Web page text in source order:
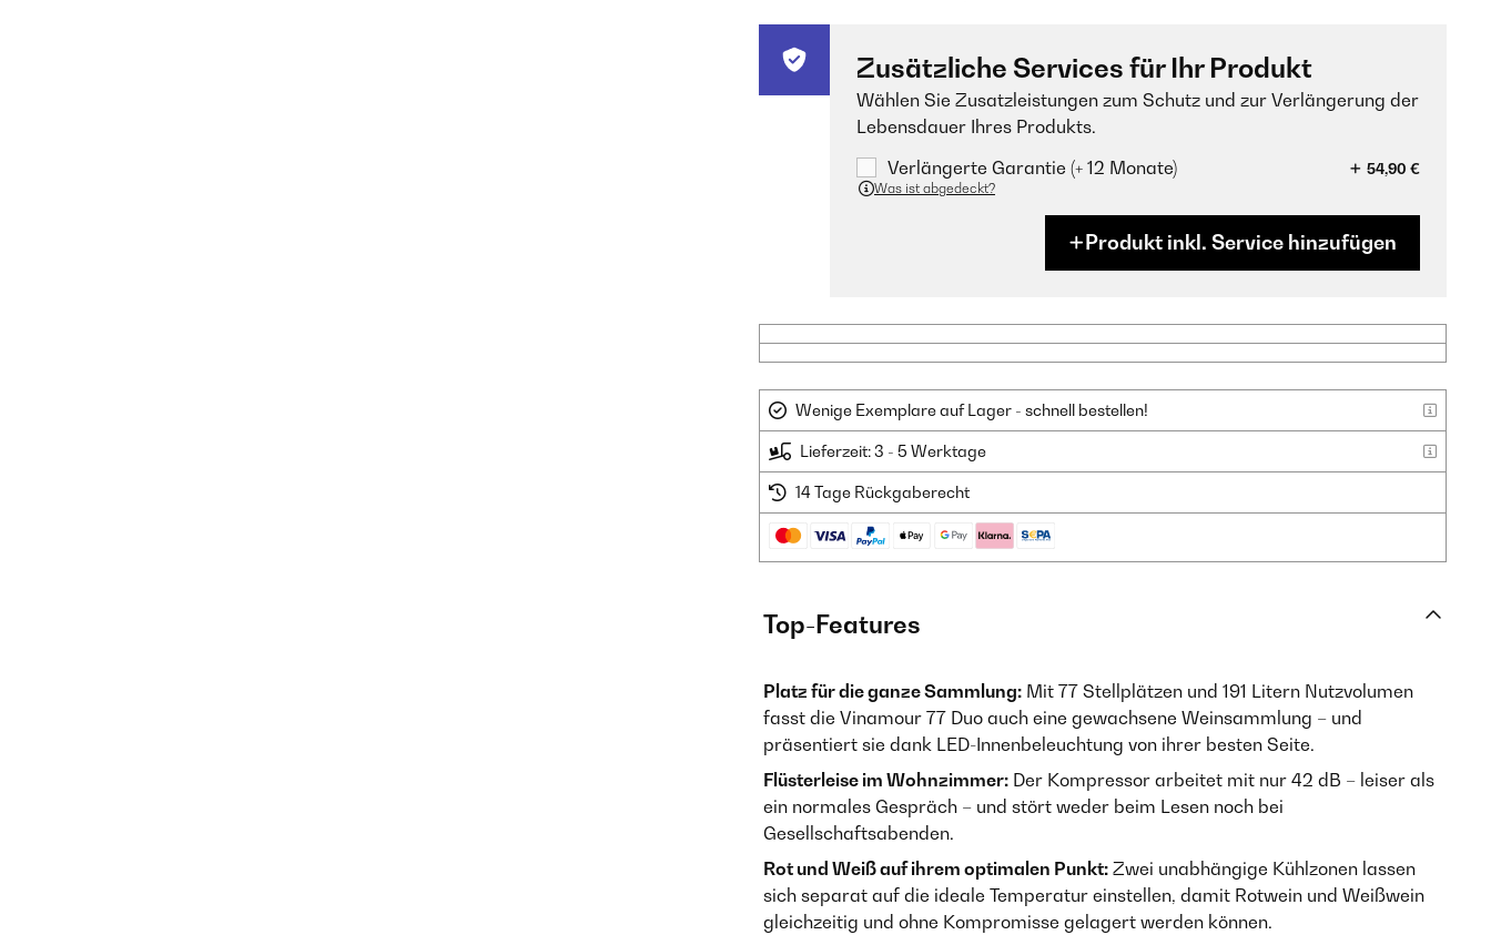
Zusätzliche Services für Ihr Produkt
Wählen Sie Zusatzleistungen zum Schutz und zur Verlängerung der
Lebensdauer Ihres Produkts.
Verlängerte Garantie (+ 12 Monate)
54,90 €
Was ist abgedeckt?
Produkt inkl. Service hinzufügen
Wenige Exemplare auf Lager - schnell bestellen!
Lieferzeit: 3 - 5 Werktage
14 Tage Rückgaberecht
Top-Features
Platz für die ganze Sammlung: Mit 77 Stellplätzen und 191 Litern Nutzvolumen
fasst die Vinamour 77 Duo auch eine gewachsene Weinsammlung – und
präsentiert sie dank LED-Innenbeleuchtung von ihrer besten Seite.
Flüsterleise im Wohnzimmer: Der Kompressor arbeitet mit nur 42 dB – leiser als
ein normales Gespräch – und stört weder beim Lesen noch bei
Gesellschaftsabenden.
Rot und Weiß auf ihrem optimalen Punkt: Zwei unabhängige Kühlzonen lassen
sich separat auf die ideale Temperatur einstellen, damit Rotwein und Weißwein
gleichzeitig und ohne Kompromisse gelagert werden können.